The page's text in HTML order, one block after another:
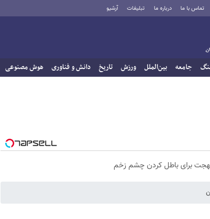
تماس با ما درباره ما تبلیغات آرشیو
جامعه بین‌الملل ورزش تاریخ دانش و فناوری هوش مصنوعی
بهجت برای باطل کردن چشم زخم